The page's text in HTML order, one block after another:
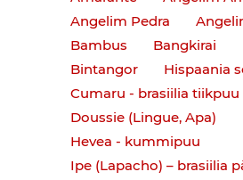
Angelim Pedra
Bambus
Bangkirai
Bintangor
Hispaania
Cumaru - brasiilia tiikpuu
Doussie (Lingue, Apa)
Hevea - kummipuu
Ipe (Lapacho) – brasiilia